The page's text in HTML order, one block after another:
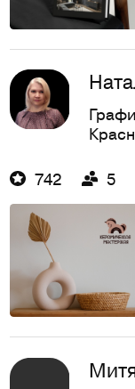
742 5